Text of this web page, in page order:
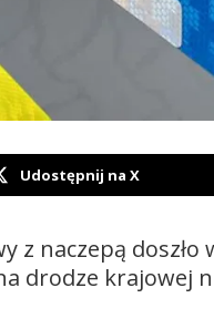
Udostępnij na X
naczepą doszło
drodze krajowej